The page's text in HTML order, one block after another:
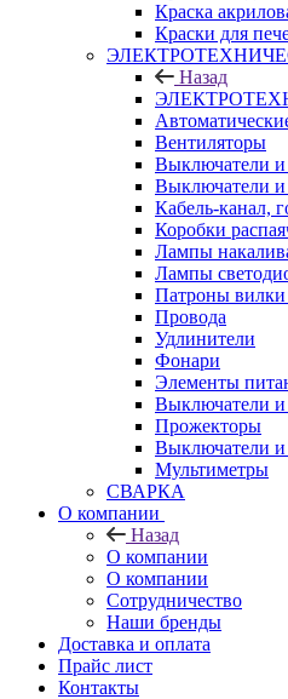
Краска
Краски для
Назад
Вентиляторы
Выключатели и
Выключатели и
Кабель-канал,
Коробки
Лампы
Лампы
Патроны
Провода
Удлинители
Фонари
Элементы
Выключатели и
Прожекторы
Выключатели и
Мультиметры
СВАРКА
О компании
Назад
О компании
О компании
Сотрудничество
Наши бренды
Доставка и оплата
Прайс лист
Контакты